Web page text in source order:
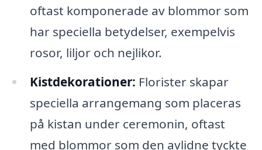
oftast komponerade av blommor som
har speciella betydelser, exempelvis
rosor, liljor och nejlikor.
Kistdekorationer: Florister skapar
speciella arrangemang som placeras
på kistan under ceremonin, oftast
med blommor som den avlidne tyckte